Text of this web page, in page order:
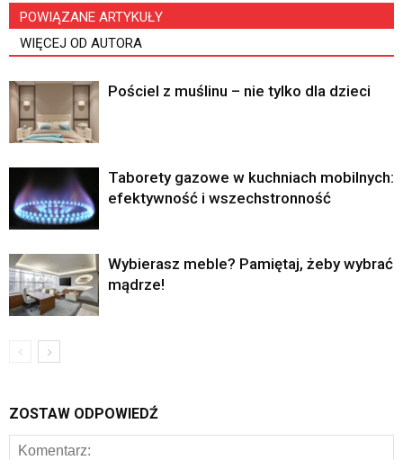
POWIĄZANE ARTYKUŁY
WIĘCEJ OD AUTORA
Pościel z muślinu – nie tylko dla dzieci
Taborety gazowe w kuchniach mobilnych:
efektywność i wszechstronność
Wybierasz meble? Pamiętaj, żeby wybrać
mądrze!
ZOSTAW ODPOWIEDŹ